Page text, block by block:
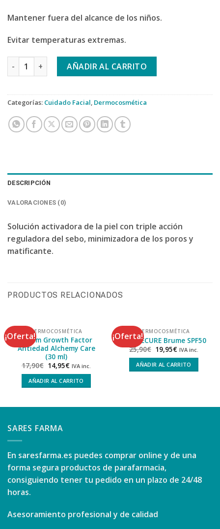
Mantener fuera del alcance de los niños.
Evitar temperaturas extremas.
BIRETIX OIL CONTROL SOLUTION cantidad
AÑADIR AL CARRITO
Categorías: Cuidado Facial, Dermocosmética
DESCRIPCIÓN
VALORACIONES (0)
Solución activadora de la piel con triple acción
reguladora del sebo, minimizadora de los poros y
matificante.
PRODUCTOS RELACIONADOS
¡Oferta!DERMOCOSMÉTICA
Serum Growth Factor
Antiedad Alchemy Care
(30 ml)
17,90€ 14,95€ IVA inc.
AÑADIR AL CARRITO
¡Oferta!DERMOCOSMÉTICA
SUN SECURE Brume SPF50
25,90€ 19,95€ IVA inc.
AÑADIR AL CARRITO
SARES FARMA
En saresfarma.es puedes comprar online y de una
forma segura productos de parafarmacia,
consiguiendo tener tu pedido en un plazo de 24/48
horas.
Asesoramiento profesional y de calidad